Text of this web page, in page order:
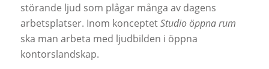
störande ljud som plågar många av dagens
arbetsplatser. Inom konceptetStudio öppna rum
ska man arbeta med ljudbilden i öppna
kontorslandskap.